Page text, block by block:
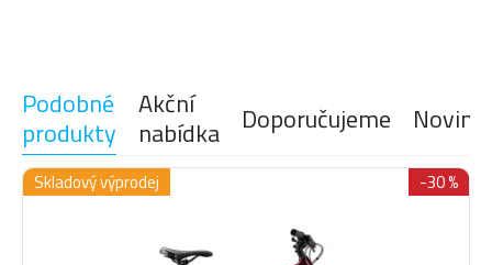
Podobné
produkty
Akční
nabídka Doporučujeme
Skladový výprodej -30 %